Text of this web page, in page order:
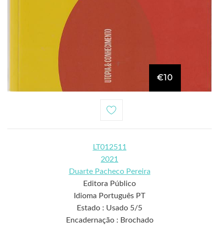
€10
LT012511
2021
Duarte Pacheco Pereira
Editora Público
Idioma Português PT
Estado : Usado 5/5
Encadernação : Brochado